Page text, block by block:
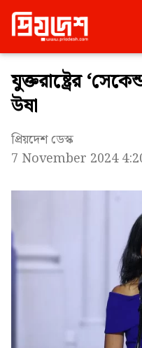
যুক্তরাষ্ট্রের
উষা
প্রিয়দেশ ডেস্ক
7 November 2024